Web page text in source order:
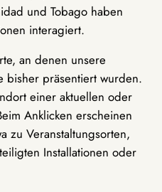
und Tobago haben
interagiert.
an denen unsere
bisher präsentiert wurden.
einer aktuellen oder
Anklicken erscheinen
zu Veranstaltungsorten,
Installationen oder